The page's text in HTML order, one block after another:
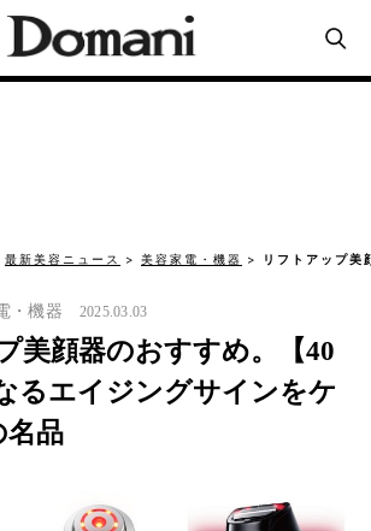
最新美容ニュース 美容家電・機器 リフトアップ
・機器 2025.03.03
美顔器のおすすめ。【40
るエイジングサインをケ
名品